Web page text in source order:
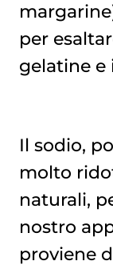
per
gelatine e
Il sodio,
molto
naturali,
nostro
proviene